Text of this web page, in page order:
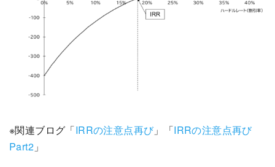
※関連ブログ「IRRの注意点再び」「IRRの注意点再び
Part2 」